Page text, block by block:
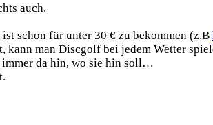
auch.
schon für unter 30 € zu bekommen (z.B
man Discgolf bei jedem Wetter
da hin, wo sie hin soll…